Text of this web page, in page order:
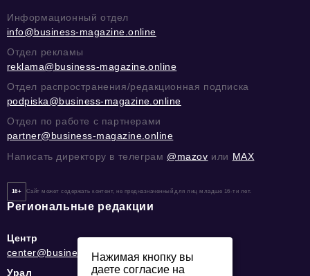
Информационный отдел
info@business-magazine.online
Отдел рекламы
reklama@business-magazine.online
Отдел распространения/редакционная подписка
podpiska@business-magazine.online
Отдел по работе с партнерами
partner@business-magazine.online
Написать директору в телеграм @mazov или MAX
16+ Сайт может содержать контент, не предназначенный для лиц младше 16-ти лет.
Региональные редакции
Центр
center@business-magazine.online
Урал
Нажимая кнопку вы
даете согласие на